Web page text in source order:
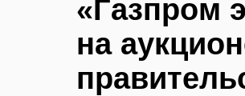
«Газпром
на